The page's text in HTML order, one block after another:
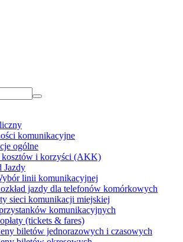
komunikacyjne
ogólne
kosztów i korzyści (AKK)
Jazdy
linii komunikacyjnej
jazdy dla telefonów komórkowych
sieci komunikacji miejskiej
komunikacyjnych
(tickets & fares)
biletów jednorazowych i czasowych